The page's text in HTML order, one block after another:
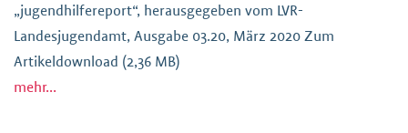
„jugendhilfereport“, herausgegeben vom LVR-
Landesjugendamt, Ausgabe 03.20, März 2020 Zum
Artikeldownload (2,36 MB)
mehr...